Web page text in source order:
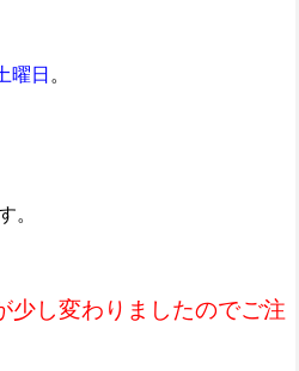
曜日 。
。
少し変わりましたのでご注